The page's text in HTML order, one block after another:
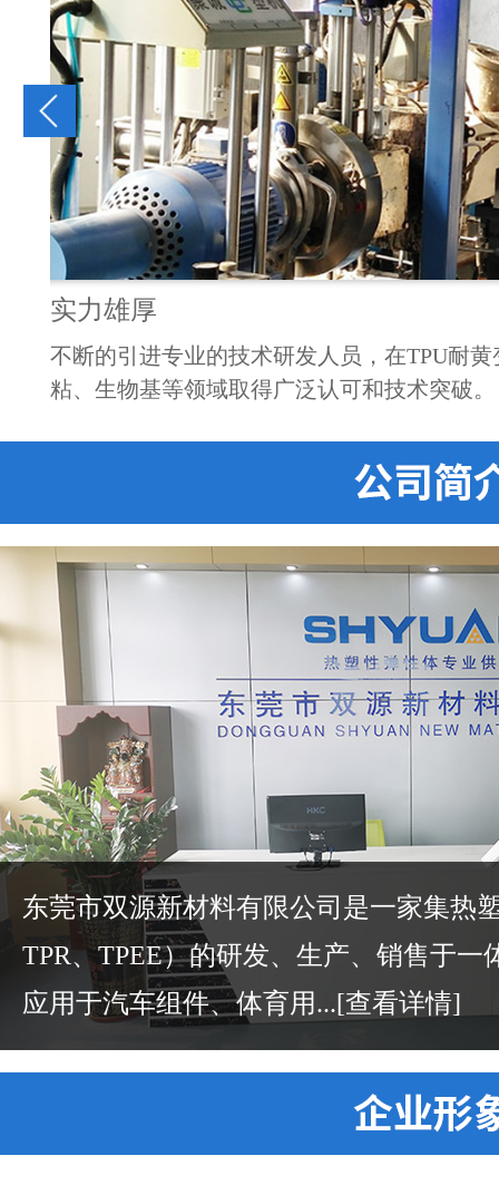
实力雄厚
不断的引进专业的技术研发人员，在TPU耐
粘、生物基等领域取得广泛认可和技术突破。
东莞市双源新材料有限公司是一家集热
TPR、TPEE）的研发、生产、销售于
应用于汽车组件、体育用...[查看详情]